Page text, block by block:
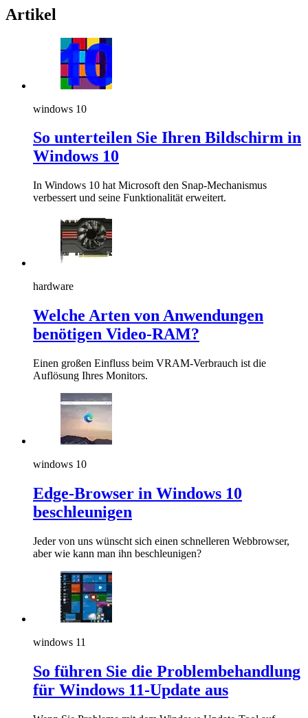
Artikel
windows 10
So unterteilen Sie Ihren Bildschirm in
Windows 10
In Windows 10 hat Microsoft den Snap-Mechanismus
verbessert und seine Funktionalität erweitert.
hardware
Welche Arten von Anwendungen
benötigen Video-RAM?
Einen großen Einfluss beim VRAM-Verbrauch ist die
Auflösung Ihres Monitors.
windows 10
Edge-Browser in Windows 10
beschleunigen
Jeder von uns wünscht sich einen schnelleren Webbrowser,
aber wie kann man ihn beschleunigen?
windows 11
So führen Sie die Problembehandlung
für Windows 11-Update aus